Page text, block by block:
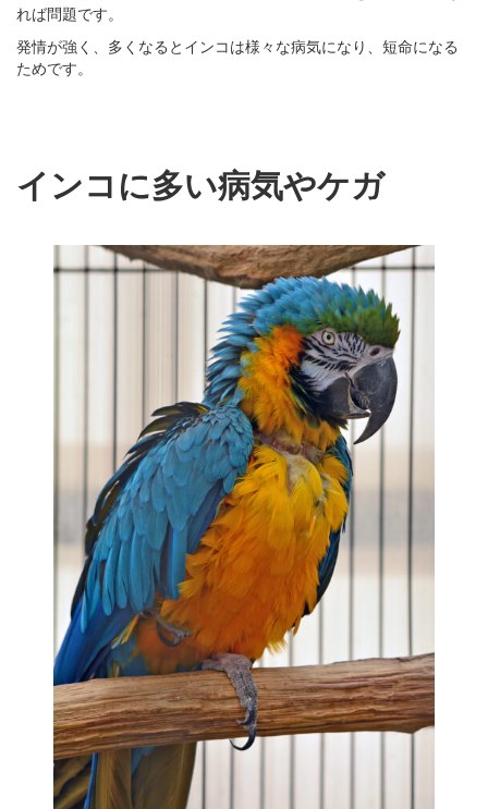
れば問題です。
発情が強く、多くなるとインコは様々な病気になり、短命になる
ためです。
インコに多い病気やケガ